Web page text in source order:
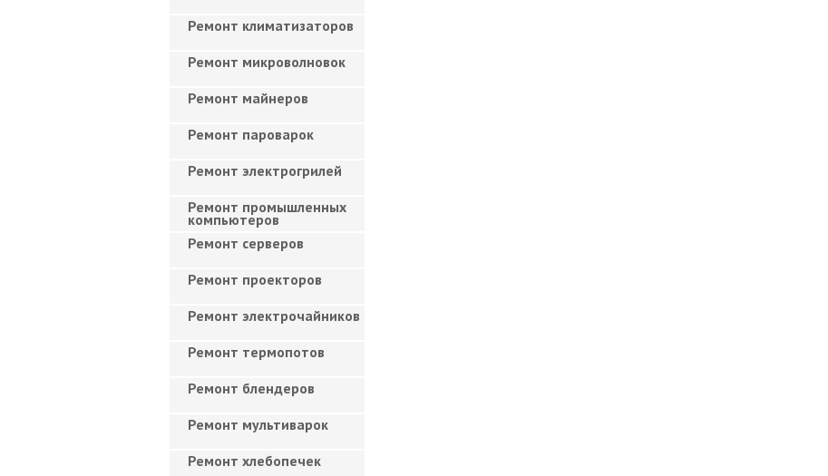
Ремонт климатизаторов
Ремонт микроволновок
Ремонт майнеров
Ремонт пароварок
Ремонт электрогрилей
Ремонт промышленных
компьютеров
Ремонт серверов
Ремонт проекторов
Ремонт электрочайников
Ремонт термопотов
Ремонт блендеров
Ремонт мультиварок
Ремонт хлебопечек